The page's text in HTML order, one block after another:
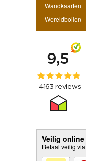
Wandkaarten
Wereldbollen
Veilig
Betaal veilig